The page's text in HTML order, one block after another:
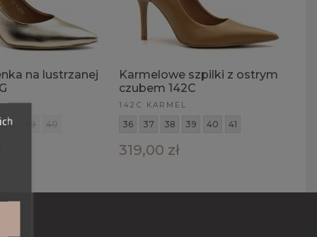
na lustrzanej
38 39 40
Karmelowe szpilki z ostrym
czubem 142C
142C KARMEL
36 37 38 39 40 41
319,00 zł